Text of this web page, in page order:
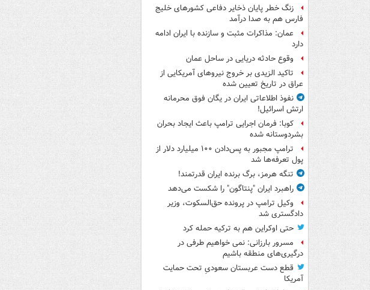
زنگ خطر پایان ذخایر دفاعی کشورهای خلیج
فارس هم به صدا درآمد
عمان: مذاکرات مثبت و سازنده با ایران ادامه
دارد
وقوع حادثه دریایی در ساحل عمان
تاکید الزیدی بر خروج نیروهای آمریکایی از
عراق در تاریخ تعیین شده
نفوذ اطلاعاتی ایران در یگان فوق محرمانه
ارتش اسرائیل!
کوبا: فرمان اجرایی ترامپ باعث ایجاد بحران
بشردوستانه شده
ترامپ مجبور به پس‌دادن ۱۰۰ میلیارد دلار از
پول تعرفه‌ها شد
تنگه هرمز، برگ برنده ایران قدرتمند!
راهبرد ایران "پنتاگون" را شکست می‌دهد
وکیل ترامپ در پرونده حق‌السکوت، وزیر
دادگستری شد
حتی اوکراین هم به ترکیه حمله کرد
مسرور بارزانی: نمی خواهیم طرفی در
درگیری‌های منطقه باشیم
قطع دست عربستان سعودیِ تحت حمایت
آمریکا